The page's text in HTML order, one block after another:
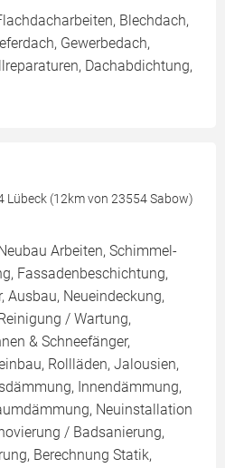
Blechdach,
Gewerbedach,
Dachabdichtung,
Lübeck (12km von 23554 Sabow)
Arbeiten, Schimmel-
Fassadenbeschichtung,
Ausbau, Neueindeckung,
/ Wartung,
& Schneefänger,
Rollläden, Jalousien,
Innendämmung,
Neuinstallation
/ Badsanierung,
Berechnung Statik,